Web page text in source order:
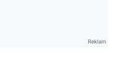
Reklam